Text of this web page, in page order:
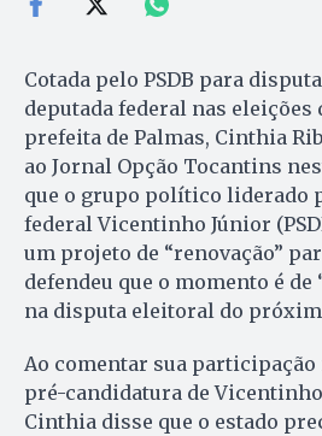
Cotada pelo PSDB para
deputada federal nas eleições
prefeita de Palmas, Cinthia
ao Jornal Opção Tocantins
que o grupo político liderado
federal Vicentinho Júnior
um projeto de “renovação”
defendeu que o momento é
na disputa eleitoral do
Ao comentar sua participação
pré-candidatura de
Cinthia disse que o estado